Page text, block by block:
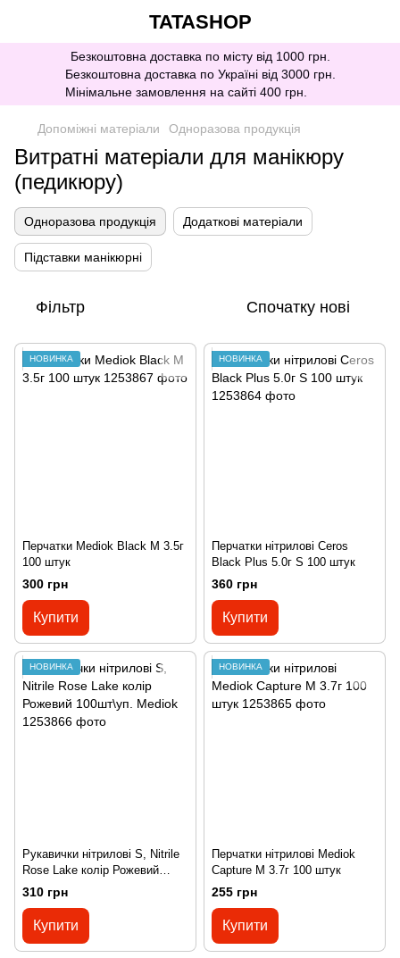
TATASHOP
Безкоштовна доставка по місту від 1000 грн.
Безкоштовна доставка по Україні від 3000 грн.
Мінімальне замовлення на сайті 400 грн.
Допоміжні матеріали Одноразова продукція
Витратні матеріали для манікюру
(педикюру)
Одноразова продукція Додаткові матеріали
Підставки манікюрні
Фільтр Спочатку нові
НОВИНКА
Перчатки Mediok Black M 3.5г
100 штук
300 грн
Купити
НОВИНКА
Перчатки нітрилові Ceros
Black Plus 5.0г S 100 штук
360 грн
Купити
НОВИНКА
Рукавички нітрилові S, Nitrile
Rose Lake колір Рожевий
100шт\уп. Mediok
310 грн
Купити
НОВИНКА
Перчатки нітрилові Mediok
Capture M 3.7г 100 штук
255 грн
Купити